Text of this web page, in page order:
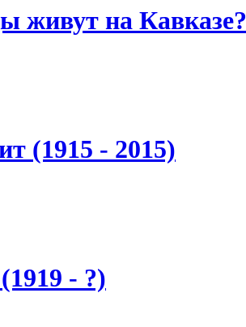
живут на Кавказе?
(1915 - 2015)
- ?)